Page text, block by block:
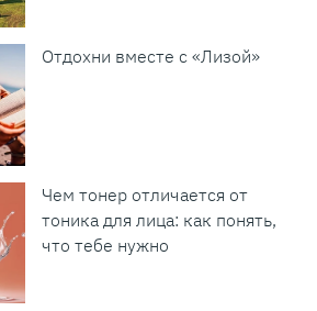
Отдохни вместе с «Лизой»
Чем тонер отличается от
тоника для лица: как понять,
что тебе нужно